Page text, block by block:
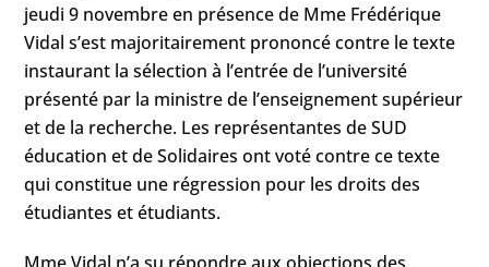
jeudi 9 novembre en présence de Mme Frédérique
Vidal s’est majoritairement prononcé contre le texte
instaurant la sélection à l’entrée de l’université
présenté par la ministre de l’enseignement supérieur
et de la recherche. Les représentantes de SUD
éducation et de Solidaires ont voté contre ce texte
qui constitue une régression pour les droits des
étudiantes et étudiants.